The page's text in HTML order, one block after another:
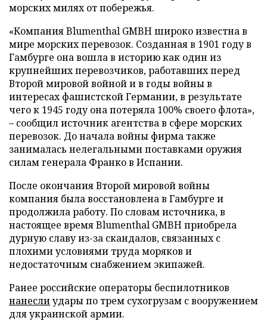
морских милях от побережья.
«Компания Blumenthal GMBH широко известна в
мире морских перевозок. Созданная в 1901 году в
Гамбурге она вошла в историю как один из
крупнейших перевозчиков, работавших перед
Второй мировой войной и в годы войны в
интересах фашистской Германии, в результате
чего к 1945 году она потеряла 100% своего флота»,
– сообщил источник агентства в сфере морских
перевозок. До начала войны фирма также
занималась нелегальными поставками оружия
силам генерала Франко в Испании.
После окончания Второй мировой войны
компания была восстановлена в Гамбурге и
продолжила работу. По словам источника, в
настоящее время Blumenthal GMBH приобрела
дурную славу из-за скандалов, связанных с
плохими условиями труда моряков и
недостаточным снабжением экипажей.
Ранее российские операторы беспилотников
нанеслиудары по трем сухогрузам с вооружением
для украинской армии.